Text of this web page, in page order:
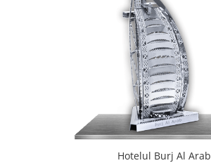
Hotelul Burj Al Arab